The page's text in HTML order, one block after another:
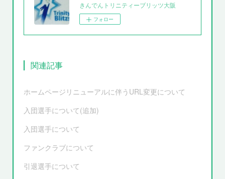
きんでんトリニティーブリッツ大阪
フォロー
関連記事
ホームページリニューアルに伴うURL変更について
入団選手について(追加)
入団選手について
ファンクラブについて
引退選手について